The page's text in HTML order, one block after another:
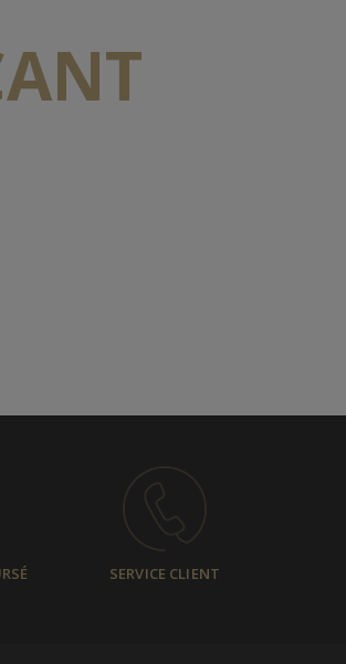
SERVICE CLIENT